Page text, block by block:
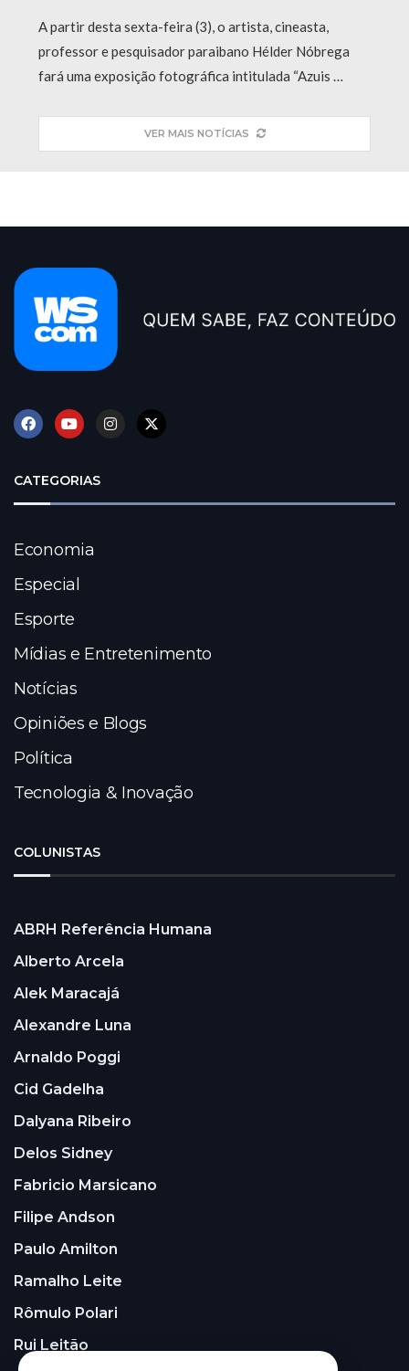
A partir desta sexta-feira (3), o artista, cineasta,
professor e pesquisador paraibano Hélder Nóbrega
fará uma exposição fotográfica intitulada “Azuis …
VER MAIS NOTÍCIAS
CATEGORIAS
Economia
Especial
Esporte
Mídias e Entretenimento
Notícias
Opiniões e Blogs
Política
Tecnologia & Inovação
COLUNISTAS
ABRH Referência Humana
Alberto Arcela
Alek Maracajá
Alexandre Luna
Arnaldo Poggi
Cid Gadelha
Dalyana Ribeiro
Delos Sidney
Fabricio Marsicano
Filipe Andson
Paulo Amilton
Ramalho Leite
Rômulo Polari
Rui Leitão